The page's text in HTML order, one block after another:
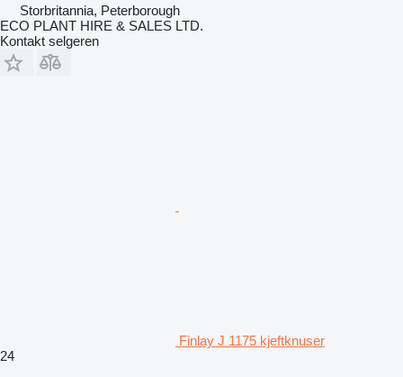
Storbritannia, Peterborough
ECO PLANT HIRE & SALES LTD.
Kontakt selgeren
Finlay J 1175 kjeftknuser
24